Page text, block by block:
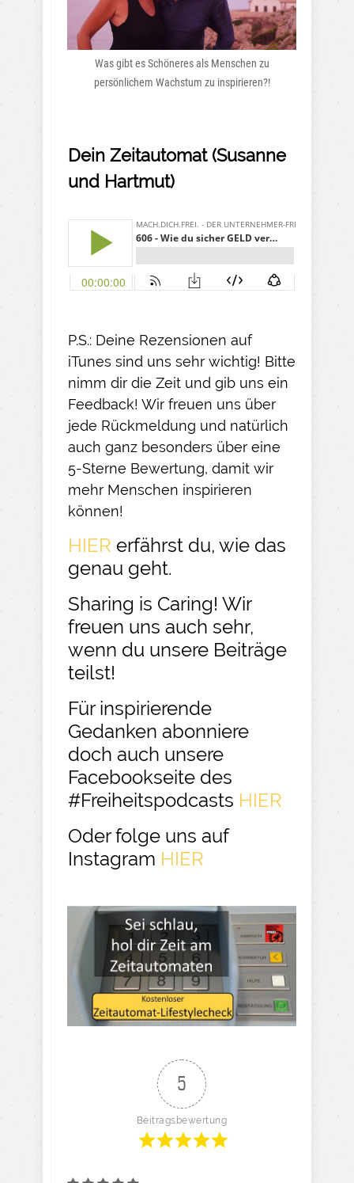
Was gibt es Schöneres als Menschen zu
persönlichem Wachstum zu inspirieren?!
Dein Zeitautomat (Susanne
und Hartmut)
P.S.: Deine Rezensionen auf
iTunes sind uns sehr wichtig! Bitte
nimm dir die Zeit und gib uns ein
Feedback! Wir freuen uns über
jede Rückmeldung und natürlich
auch ganz besonders über eine
5-Sterne Bewertung, damit wir
mehr Menschen inspirieren
können!
HIER erfährst du, wie das
genau geht.
Sharing is Caring! Wir
freuen uns auch sehr,
wenn du unsere Beiträge
teilst!
Für inspirierende
Gedanken abonniere
doch auch unsere
Facebookseite des
#Freiheitspodcasts HIER
Oder folge uns auf
Instagram HIER
5
Beitragsbewertung